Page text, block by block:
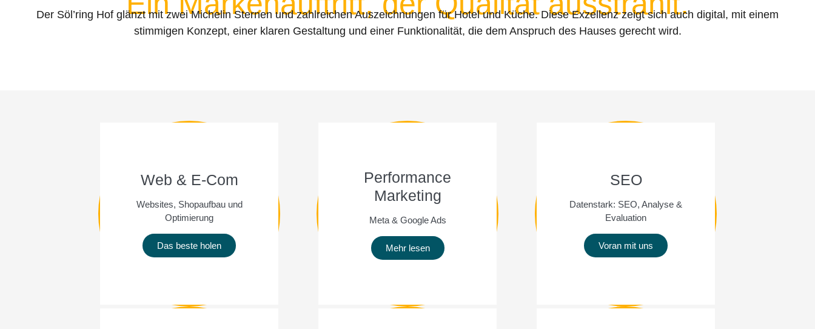
Der Söl’ring Hof glänzt mit zwei Michelin Sternen und zahlreichen Auszeichnungen für Hotel und Küche. Diese Exzellenz zeigt sich auch digital, mit einem
stimmigen Konzept, einer klaren Gestaltung und einer Funktionalität, die dem Anspruch des Hauses gerecht wird.
Web & E-Com
Websites, Shopaufbau und
Optimierung
Das beste holen
Performance
Marketing
Meta & Google Ads
Mehr lesen
SEO
Datenstark: SEO, Analyse &
Evaluation
Voran mit uns